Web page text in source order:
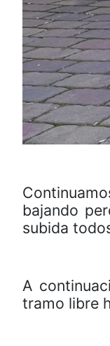
bajando
subida
A
tramo libre